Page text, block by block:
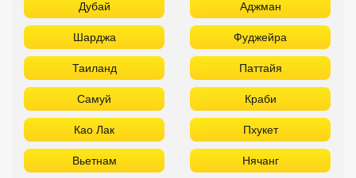
Дубай Аджман
Шарджа Фуджейра
Таиланд Паттайя
Самуй Краби
Као Лак Пхукет
Вьетнам Нячанг